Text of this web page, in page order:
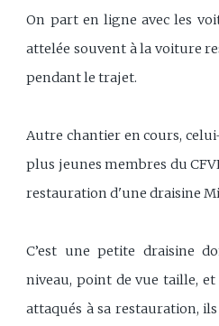
On part en ligne avec les
attelée souvent à la voiture
pendant le trajet.
Autre chantier en cours,
plus jeunes membres du
restauration d'une draisine
C’est une petite draisine
niveau, point de vue taille,
attaqués à sa restauration,